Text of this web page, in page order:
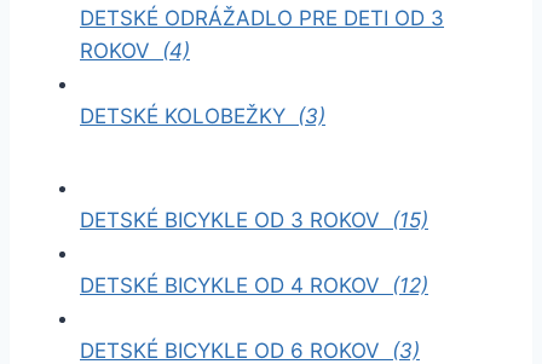
DETSKÉ ODRÁŽADLO PRE DETI OD 3
ROKOV (4)
DETSKÉ KOLOBEŽKY (3)
DETSKÉ BICYKLE OD 3 ROKOV (15)
DETSKÉ BICYKLE OD 4 ROKOV (12)
DETSKÉ BICYKLE OD 6 ROKOV (3)